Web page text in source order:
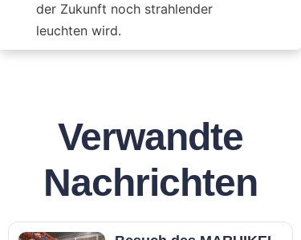
der Zukunft noch strahlender
leuchten wird.
Verwandte
Nachrichten